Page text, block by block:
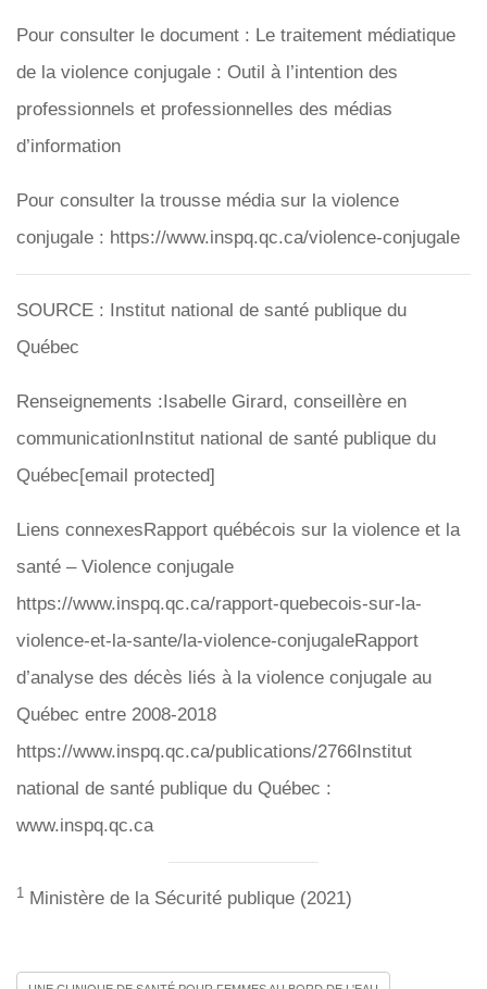
Pour consulter le document : Le traitement médiatique
de la violence conjugale : Outil à l’intention des
professionnels et professionnelles des médias
d’information
Pour consulter la trousse média sur la violence
conjugale : https://www.inspq.qc.ca/violence-conjugale
SOURCE : Institut national de santé publique du
Québec
Renseignements :Isabelle Girard, conseillère en
communicationInstitut national de santé publique du
Québec[email protected]
Liens connexesRapport québécois sur la violence et la
santé – Violence conjugale
https://www.inspq.qc.ca/rapport-quebecois-sur-la-
violence-et-la-sante/la-violence-conjugaleRapport
d’analyse des décès liés à la violence conjugale au
Québec entre 2008-2018
https://www.inspq.qc.ca/publications/2766Institut
national de santé publique du Québec :
www.inspq.qc.ca
1 Ministère de la Sécurité publique (2021)